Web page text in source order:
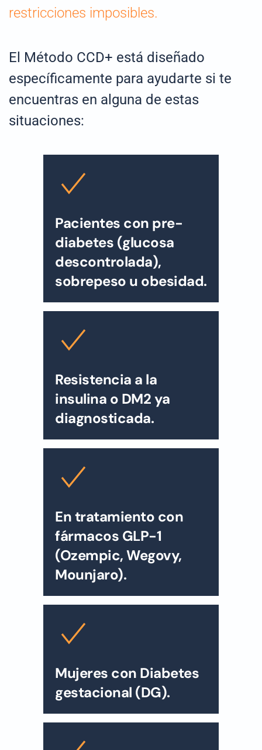
restricciones imposibles.
El Método CCD+ está diseñado
específicamente para ayudarte si te
encuentras en alguna de estas
situaciones:
Pacientes con pre-
diabetes (glucosa
descontrolada),
sobrepeso u obesidad.
Resistencia a la
insulina o DM2 ya
diagnosticada.
En tratamiento con
fármacos GLP-1
(Ozempic, Wegovy,
Mounjaro).
Mujeres con Diabetes
gestacional (DG).